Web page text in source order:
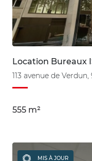
Location Bureaux
113 avenue de Verdun,
555 m²
MIS À JOUR